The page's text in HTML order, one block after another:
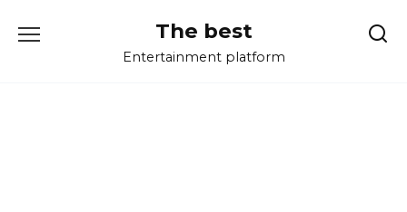
The best
Entertainment platform